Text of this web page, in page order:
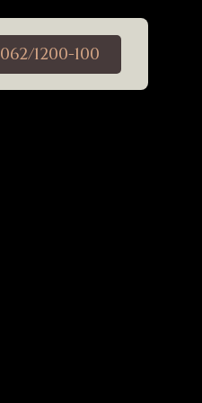
062/1200-100